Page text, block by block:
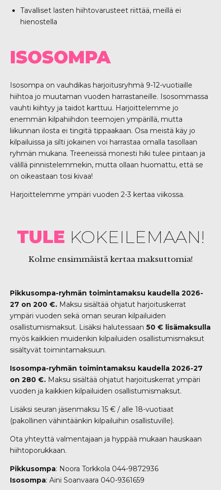
Tavalliset lasten hiihtovarusteet riittää, meillä ei
hienostella
ISOSOMPA
Isosompa on vauhdikas harjoitusryhmä 9-12-vuotiaille
hiihtoa jo muutaman vuoden harrastaneille. Isosommassa
vauhti kiihtyy ja taidot karttuu. Harjoittelemme jo
enemmän kilpahiihdon teemojen ympärillä, mutta
liikunnan ilosta ei tingitä tippaakaan. Osa meistä käy jo
kilpailuissa ja silti jokainen voi harrastaa omalla tasollaan
ryhmän mukana. Treeneissä monesti hiki tulee pintaan ja
välillä pinnistelemmekin, mutta ollaan huomattu, että se
on oikeastaan tosi kivaa!
Harjoittelemme ympäri vuoden 2-3 kertaa viikossa.
TULE KOKEILEMAAN!
Kolme ensimmäistä kertaa maksuttomia!
Pikkusompa-ryhmän toimintamaksu kaudella 2026-
27 on 200 €. Maksu sisältää ohjatut harjoituskerrat
ympäri vuoden sekä oman seuran kilpailuiden
osallistumismaksut. Lisäksi halutessaan 50 € lisämaksulla
myös kaikkien muidenkin kilpailuiden osallistumismaksut
sisältyvät toimintamaksuun.
Isosompa-ryhmän toimintamaksu kaudella 2026-27
on 280 €. Maksu sisältää ohjatut harjoituskerrat ympäri
vuoden ja kaikkien kilpailuiden osallistumismaksut.
Lisäksi seuran jäsenmaksu 15 € / alle 18-vuotiaat
(pakollinen vähintäänkin kilpailuihin osallistuville).
Ota yhteyttä valmentajaan ja hyppää mukaan hauskaan
hiihtoporukkaan.
Pikkusompa: Noora Torkkola 044-9872936
Isosompa: Aini Soanvaara 040-9361659